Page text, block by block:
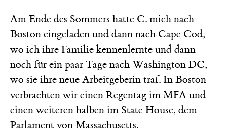
Am Ende des Sommers hatte C. mich nach
Boston eingeladen und dann nach Cape Cod,
wo ich ihre Familie kennenlernte und dann
noch für ein paar Tage nach Washington DC,
wo sie ihre neue Arbeitgeberin traf. In Boston
verbrachten wir einen Regentag im MFA und
einen weiteren halben im State House, dem
Parlament von Massachusetts.